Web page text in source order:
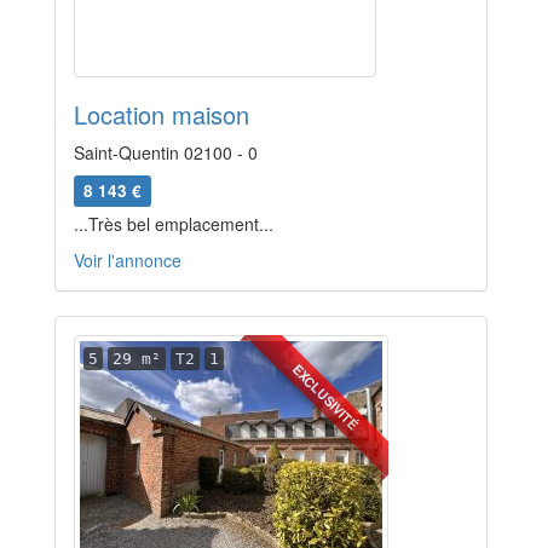
Location maison
Saint-Quentin 02100 - 0
8 143 €
...Très bel emplacement...
Voir l'annonce
EXCLUSIVITÉ
5 29 m² T2 1